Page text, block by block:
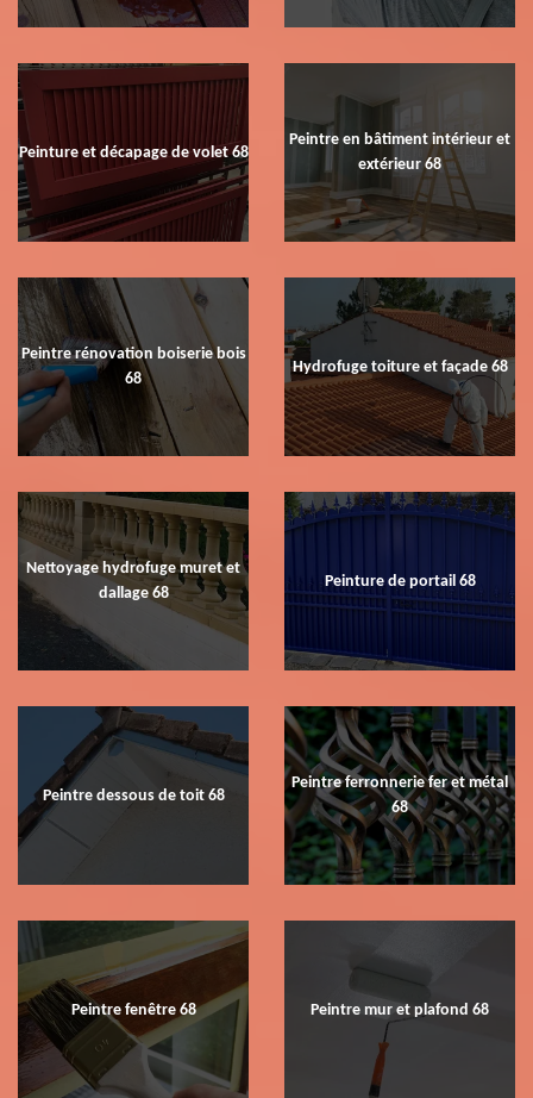
Peinture et décapage de volet 68
Peintre en bâtiment intérieur et
extérieur 68
Peintre rénovation boiserie bois
68
Hydrofuge toiture et façade 68
Nettoyage hydrofuge muret et
dallage 68
Peinture de portail 68
Peintre dessous de toit 68
Peintre ferronnerie fer et métal
68
Peintre fenêtre 68 Peintre mur et plafond 68